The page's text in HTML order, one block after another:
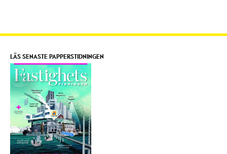
LÄS SENASTE PAPPERSTIDNINGEN